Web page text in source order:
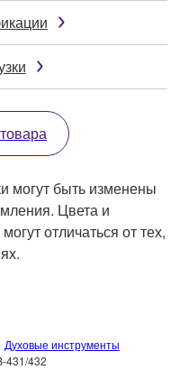
могут быть изменены
Цвета и
отличаться от тех,
Духовые инструменты
431/432